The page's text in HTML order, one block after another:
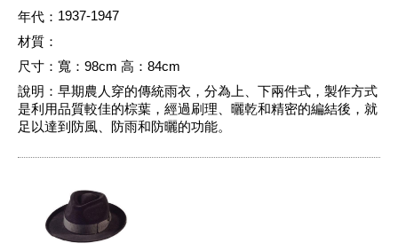
年代： 1937-1947
材質：
尺寸： 寬：98cm 高：84cm
說明： 早期農人穿的傳統雨衣，分為上、下兩件式，製作方式
是利用品質較佳的棕葉，經過刷理、曬乾和精密的編結後，就
足以達到防風、防雨和防曬的功能。